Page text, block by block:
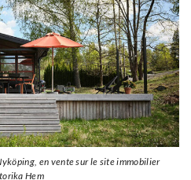
en vente sur le site immobilier
Hem